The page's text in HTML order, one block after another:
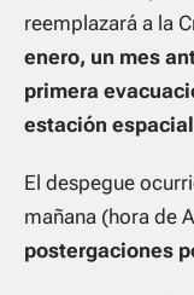
reemplazará a la
enero, un mes
primera
estación
El despegue
mañana (hora de
postergaciones